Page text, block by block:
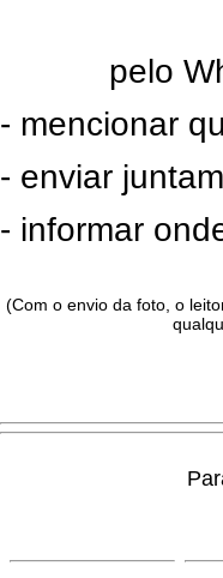
pelo
- mencionar
- enviar
- informar
(Com o envio da foto, o